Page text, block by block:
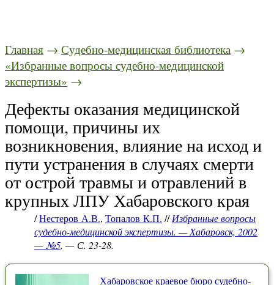
Главная → Судебно-медицинская библиотека →
«Избранные вопросы судебно-медицинской
экспертизы» →
Дефекты оказания медицинской
помощи, причины их
возникновения, влияние на исход и
пути устранения в случаях смерти
от острой травмы и отравлений в
крупных ЛПУ Хабаровского края
/Нестеров А.В., Топалов К.П. //Избранные вопросы
судебно-медицинской экспертизы. — Хабаровск, 2002
— №5. — С. 23-28.
Хабаровское краевое бюро судебно-